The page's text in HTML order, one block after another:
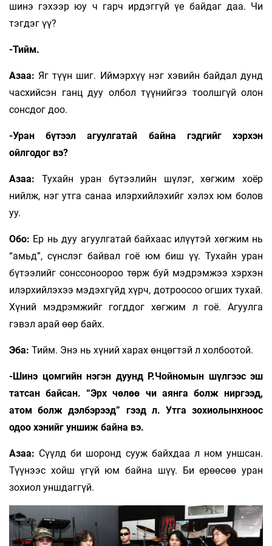
шинэ гэхээр юу ч гарч ирдэггүй үе байдаг даа. Чи
тэгдэг үү?
-Тийм.
Азаа: Яг түүн шиг. Иймэрхүү нэг хэвийн байдал дунд
часхийсэн ганц дуу олбол түүнийгээ тоолшгүй олон
сонсдог доо.
-Уран бүтээл агуулгатай байна гэдгийг хэрхэн
ойлгодог вэ?
Азаа: Тухайн уран бүтээлийн шүлэг, хөгжим хоёр
нийлж, нэг утга санаа илэрхийлэхийг хэлэх юм болов
уу.
Обо: Ер нь дуу агуулгатай байхаас илүүтэй хөгжим нь
“амьд”, сүнслэг байвал гоё юм биш үү. Тухайн уран
бүтээлийг сонссоноороо төрж буй мэдрэмжээ хэрхэн
илэрхийлэхээ мэдэхгүйд хүрч, дотроосоо огших тухай.
Хүний мэдрэмжийг гогддог хөгжим л гоё. Агуулга
гэвэл арай өөр байх.
Эба: Тийм. Энэ нь хүний харах өнцөгтэй л холбоотой.
-Шинэ цомгийн нэгэн дуунд Р.Чойномын шүлгээс эш
татсан байсан. “Эрх чөлөө чи аянга болж ниргээд,
атом болж дэлбэрээд” гээд л. Утга зохиолынхноос
одоо хэнийг уншиж байна вэ.
Азаа: Сүүлд би шоронд сууж байхдаа л ном уншсан.
Түүнээс хойш үгүй юм байна шүү. Би ерөөсөө уран
зохиол уншдаггүй.